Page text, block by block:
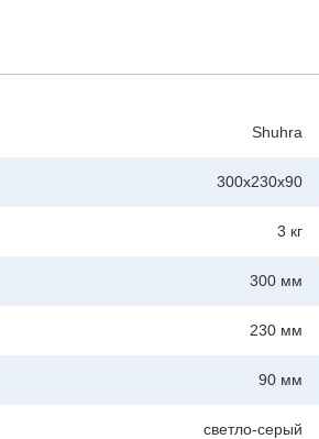
Shuhra
300x230x90
3 кг
300 мм
230 мм
90 мм
светло-серый